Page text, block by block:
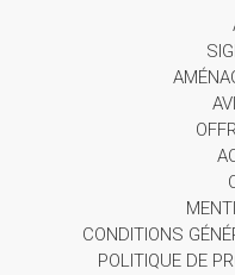
CONDITIONS
POLITIQUE DE